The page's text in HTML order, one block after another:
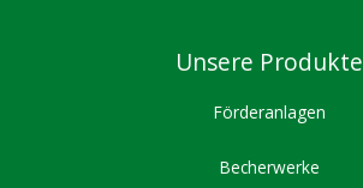
Unsere Produkte
Förderanlagen
Becherwerke